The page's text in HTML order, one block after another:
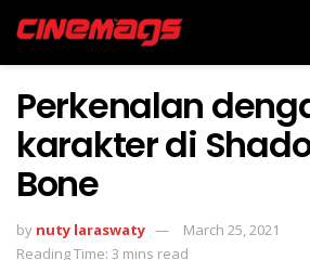
Perkenalan
karakter di
Bone
by nuty laraswaty
March 25, 2021
Reading Time: 3 mins read